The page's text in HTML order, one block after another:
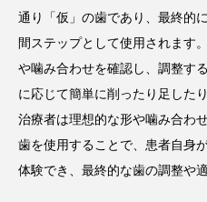
通り「仮」の歯であり、最終的
間ステップとして使用されます
や噛み合わせを確認し、調整す
に応じて簡単に削ったり足した
治療者は理想的な形や噛み合わ
歯を使用することで、患者自身
体験でき、最終的な歯の調整や